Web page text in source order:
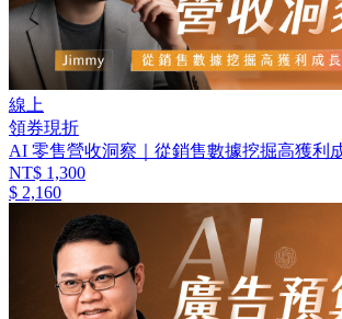
線上
領券現折
AI 零售營收洞察｜從銷售數據挖掘高獲利
NT$ 1,300
$ 2,160